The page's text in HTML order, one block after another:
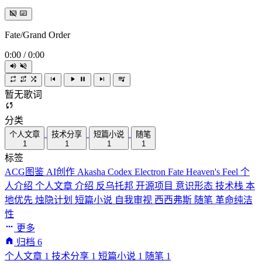
Fate/Grand Order
0:00 / 0:00
暂无歌词
分类
个人文章
1
技术分享
1
短篇小说
1
随笔
1
标签
ACG图鉴 AI创作 Akasha Codex Electron Fate Heaven's Feel 个
人介绍 个人文章 介绍 反乌托邦 开源项目 意识形态 技术栈 本
地优先 烛隐计划 短篇小说 自我审视 西西弗斯 随笔 革命纯洁
性
更多
归档 6
个人文章 1 技术分享 1 短篇小说 1 随笔 1